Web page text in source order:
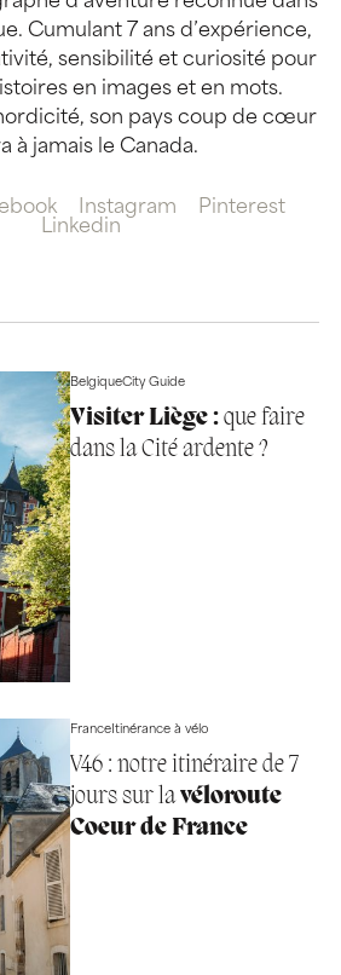
Cumulant 7 ans d’expérience,
sensibilité et curiosité pour
en images et en mots.
son pays coup de cœur
à jamais le Canada.
Instagram
Pinterest
Linkedin
BelgiqueCity Guide
Visiter Liège :que faire
dans la Cité ardente ?
FranceItinérance à vélo
V46 : notre itinéraire de 7
jours sur lavéloroute
Coeur de France